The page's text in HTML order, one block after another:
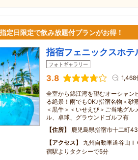
定日限定で飲み放題付プランがお得！
指宿フェニックスホテ
フォトギャラリー
3.8 1,468
全室から錦江湾を望むオーシャン
る絶景！雨でもOK♪指宿名物＜砂
＜黒牛＞＜いせえび＞ご当地グル
ル、卓球、グラウンドゴルフ有
住所
鹿児島県指宿市十二町
アクセス
九州自動車道谷山
宿駅よりタクシーで5分